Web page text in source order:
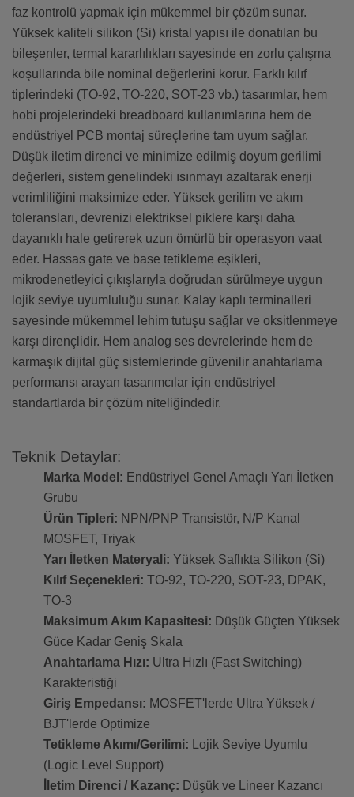
faz kontrolü yapmak için mükemmel bir çözüm sunar.
Yüksek kaliteli silikon (Si) kristal yapısı ile donatılan bu
bileşenler, termal kararlılıkları sayesinde en zorlu çalışma
koşullarında bile nominal değerlerini korur. Farklı kılıf
tiplerindeki (TO-92, TO-220, SOT-23 vb.) tasarımlar, hem
hobi projelerindeki breadboard kullanımlarına hem de
endüstriyel PCB montaj süreçlerine tam uyum sağlar.
Düşük iletim direnci ve minimize edilmiş doyum gerilimi
değerleri, sistem genelindeki ısınmayı azaltarak enerji
verimliliğini maksimize eder. Yüksek gerilim ve akım
toleransları, devrenizi elektriksel piklere karşı daha
dayanıklı hale getirerek uzun ömürlü bir operasyon vaat
eder. Hassas gate ve base tetikleme eşikleri,
mikrodenetleyici çıkışlarıyla doğrudan sürülmeye uygun
lojik seviye uyumluluğu sunar. Kalay kaplı terminalleri
sayesinde mükemmel lehim tutuşu sağlar ve oksitlenmeye
karşı dirençlidir. Hem analog ses devrelerinde hem de
karmaşık dijital güç sistemlerinde güvenilir anahtarlama
performansı arayan tasarımcılar için endüstriyel
standartlarda bir çözüm niteliğindedir.
Teknik Detaylar:
Marka Model: Endüstriyel Genel Amaçlı Yarı İletken
Grubu
Ürün Tipleri: NPN/PNP Transistör, N/P Kanal
MOSFET, Triyak
Yarı İletken Materyali: Yüksek Saflıkta Silikon (Si)
Kılıf Seçenekleri: TO-92, TO-220, SOT-23, DPAK,
TO-3
Maksimum Akım Kapasitesi: Düşük Güçten Yüksek
Güce Kadar Geniş Skala
Anahtarlama Hızı: Ultra Hızlı (Fast Switching)
Karakteristiği
Giriş Empedansı: MOSFET'lerde Ultra Yüksek /
BJT'lerde Optimize
Tetikleme Akımı/Gerilimi: Lojik Seviye Uyumlu
(Logic Level Support)
İletim Direnci / Kazanç: Düşük ve Lineer Kazancı